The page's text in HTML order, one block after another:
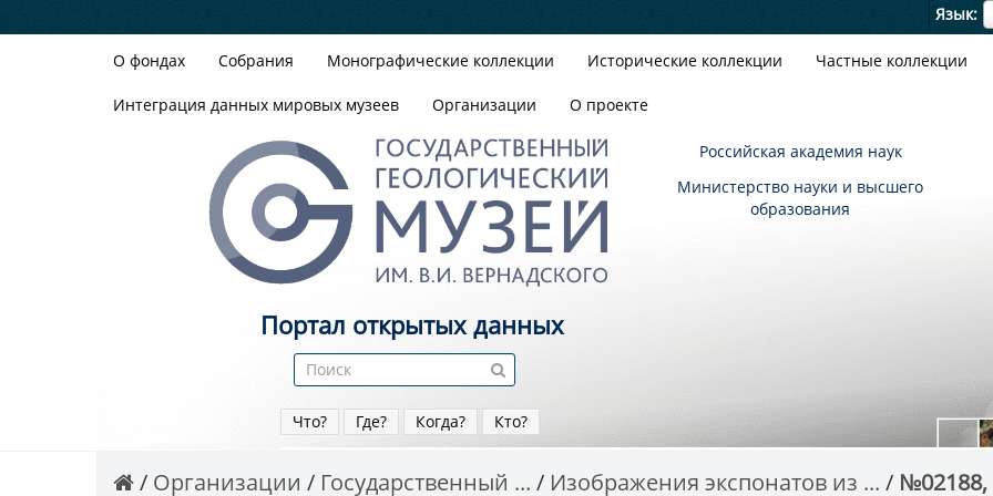
Язык
О фондах Собрания Монографические коллекции Исторические коллекции Частные коллекции
Интеграция данных мировых музеев Организации О проекте
Российская академия наук
Министерство науки и высшего
образования
Портал открытых данных
Что? Где? Когда? Кто?
Организации Государственный ... Изображения экспонатов из ... №02188,